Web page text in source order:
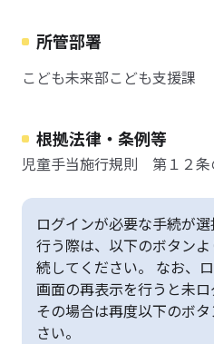
所管部署
こども未来部こども支援課
根拠法律・条例等
児童手当施行規則 第１２
ログインが必要な手続が
行う際は、以下のボタン
続してください。 なお、
画面の再表示を行うと未ロ
その場合は再度以下のボ
さい。